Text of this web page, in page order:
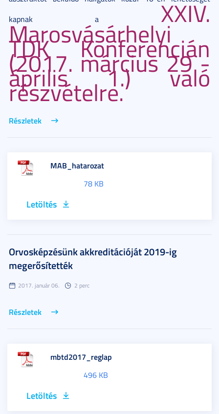
kapnak a XXIV.
Marosvásárhelyi
TDK Konferencián
(2017. március 29 -
április 1.) való
részvételre.
Részletek
MAB_hatarozat
78 KB
Letöltés
Orvosképzésünk akkreditációját 2019-ig
megerősítették
2017. január 06. 2 perc
Részletek
mbtd2017_reglap
496 KB
Letöltés